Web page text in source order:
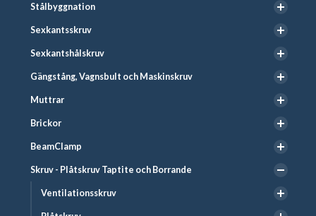
Stålbyggnation
Sexkantsskruv
Sexkantshålskruv
Gängstång, Vagnsbult och Maskinskruv
Muttrar
Brickor
BeamClamp
Skruv - Plåtskruv Taptite och Borrande
Ventilationsskruv